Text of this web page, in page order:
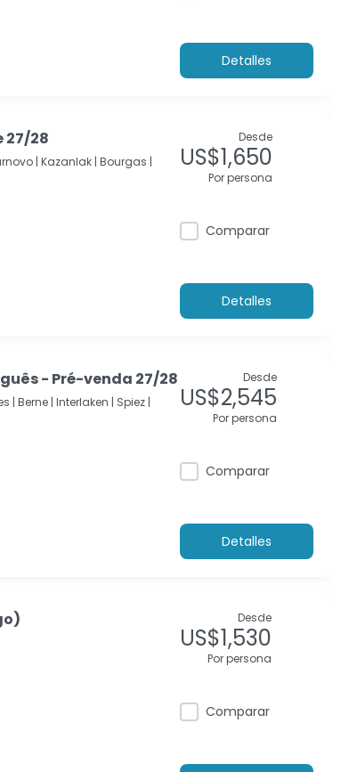
Detalles
27/28
| Kazanlak | Bourgas |
Desde
US$1,650
Por persona
Comparar
Detalles
- Pré-venda 27/28
| Berne | Interlaken | Spiez |
Desde
US$2,545
Por persona
Comparar
Detalles
Desde
US$1,530
Por persona
Comparar